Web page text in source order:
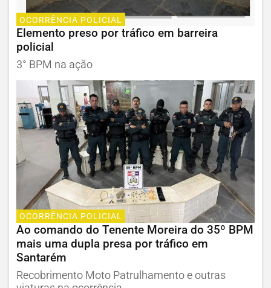
OCORRÊNCIA POLICIAL
Elemento preso por tráfico em barreira
policial
3° BPM na ação
OCORRÊNCIA POLICIAL
Ao comando do Tenente Moreira do 35º BPM
mais uma dupla presa por tráfico em
Santarém
Recobrimento Moto Patrulhamento e outras